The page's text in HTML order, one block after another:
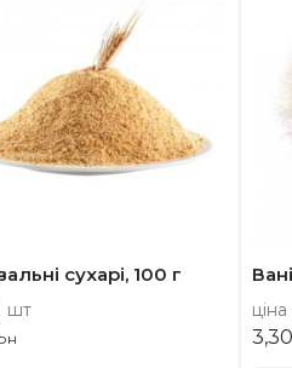
сухарі, 100 г
шт
3,30